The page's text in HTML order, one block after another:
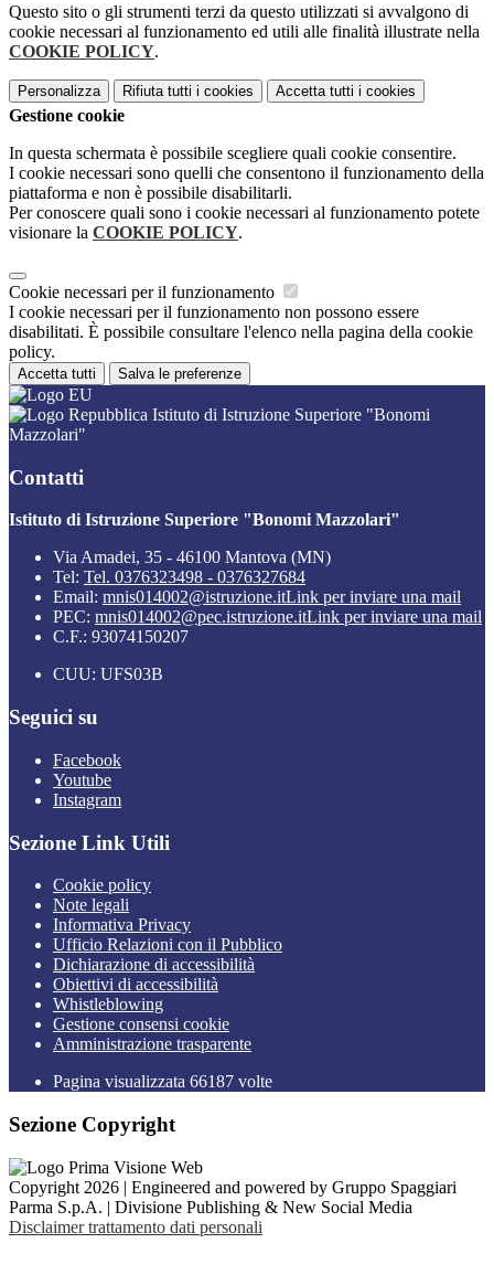
Questo sito o gli strumenti terzi da questo utilizzati si avvalgono di
cookie necessari al funzionamento ed utili alle finalità illustrate nella
COOKIE POLICY.
Personalizza Rifiuta tutti i cookies Accetta tutti i cookies
Gestione cookie
In questa schermata è possibile scegliere quali cookie consentire.
I cookie necessari sono quelli che consentono il funzionamento della
piattaforma e non è possibile disabilitarli.
Per conoscere quali sono i cookie necessari al funzionamento potete
visionare la COOKIE POLICY.
Cookie necessari per il funzionamento
I cookie necessari per il funzionamento non possono essere
disabilitati. È possibile consultare l'elenco nella pagina della cookie
policy.
Accetta tutti Salva le preferenze
Istituto di Istruzione Superiore "Bonomi
Mazzolari"
Contatti
Istituto di Istruzione Superiore "Bonomi Mazzolari"
Via Amadei, 35 - 46100 Mantova (MN)
Tel: Tel. 0376323498 - 0376327684
Email: mnis014002@istruzione.itLink per inviare una mail
PEC: mnis014002@pec.istruzione.itLink per inviare una mail
C.F.: 93074150207
CUU: UFS03B
Seguici su
Facebook
Youtube
Instagram
Sezione Link Utili
Cookie policy
Note legali
Informativa Privacy
Ufficio Relazioni con il Pubblico
Dichiarazione di accessibilità
Obiettivi di accessibilità
Whistleblowing
Gestione consensi cookie
Amministrazione trasparente
Pagina visualizzata 66187 volte
Sezione Copyright
Copyright 2026 | Engineered and powered by Gruppo Spaggiari
Parma S.p.A. | Divisione Publishing & New Social Media
Disclaimer trattamento dati personali